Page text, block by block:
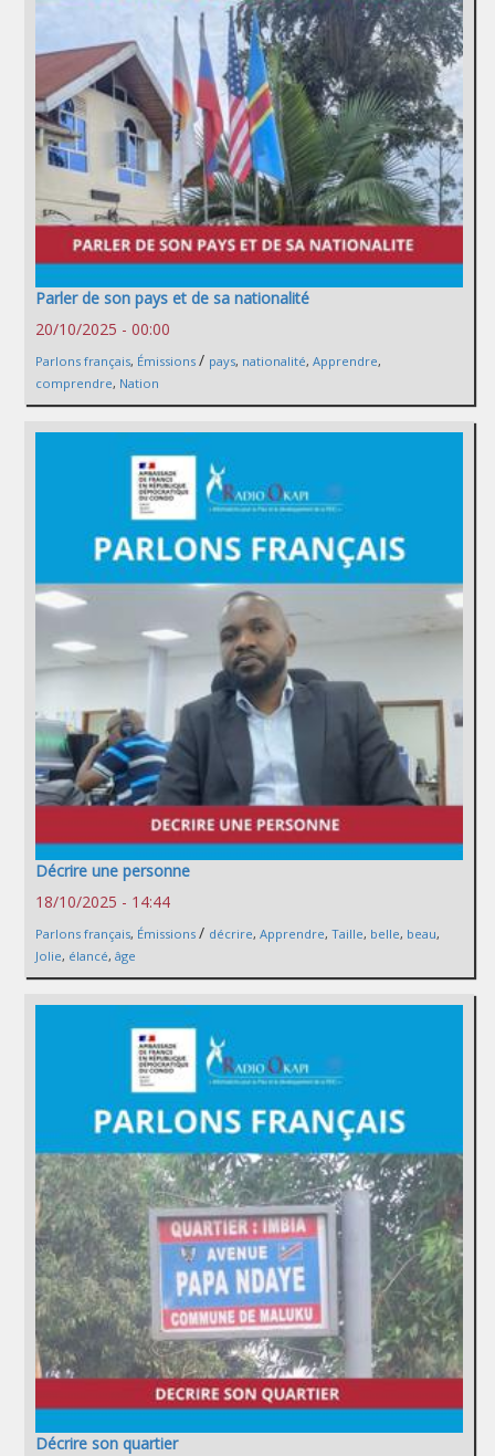
Parler de son pays et de sa nationalité
20/10/2025 - 00:00
Parlons français, Émissions / pays, nationalité, Apprendre,
comprendre, Nation
Décrire une personne
18/10/2025 - 14:44
Parlons français, Émissions / décrire, Apprendre, Taille, belle, beau,
Jolie, élancé, âge
Décrire son quartier